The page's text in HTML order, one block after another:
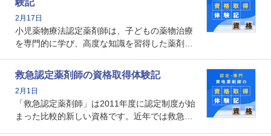
数回ありますが、患者さんに対して一定の能力
の証明になる資格と言えます。
験記
2月17日
小児薬物療法認定薬剤師は、子どもの薬物治療
を専門的に学び、高度な知識を習得した薬剤師
や、特有の疾患、心理状況を理解し、専門性を
深めることで、子どもとその保護者に寄り添え
る存在です。今回はそんな小児薬物療法認定薬
剤師の取得体験記をご紹介します。
救急認定薬剤師の資格取得体験記
2月1日
「救急認定薬剤師」は2011年度に認定制度が始
まった比較的新しい資格です。近年では救急病